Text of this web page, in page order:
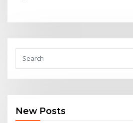
New Posts